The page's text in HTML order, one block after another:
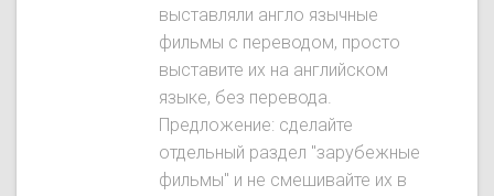
выставляли англо язычные
фильмы с переводом, просто
выставите их на английском
языке, без перевода.
Предложение: сделайте
отдельный раздел "зарубежные
фильмы" и не смешивайте их в